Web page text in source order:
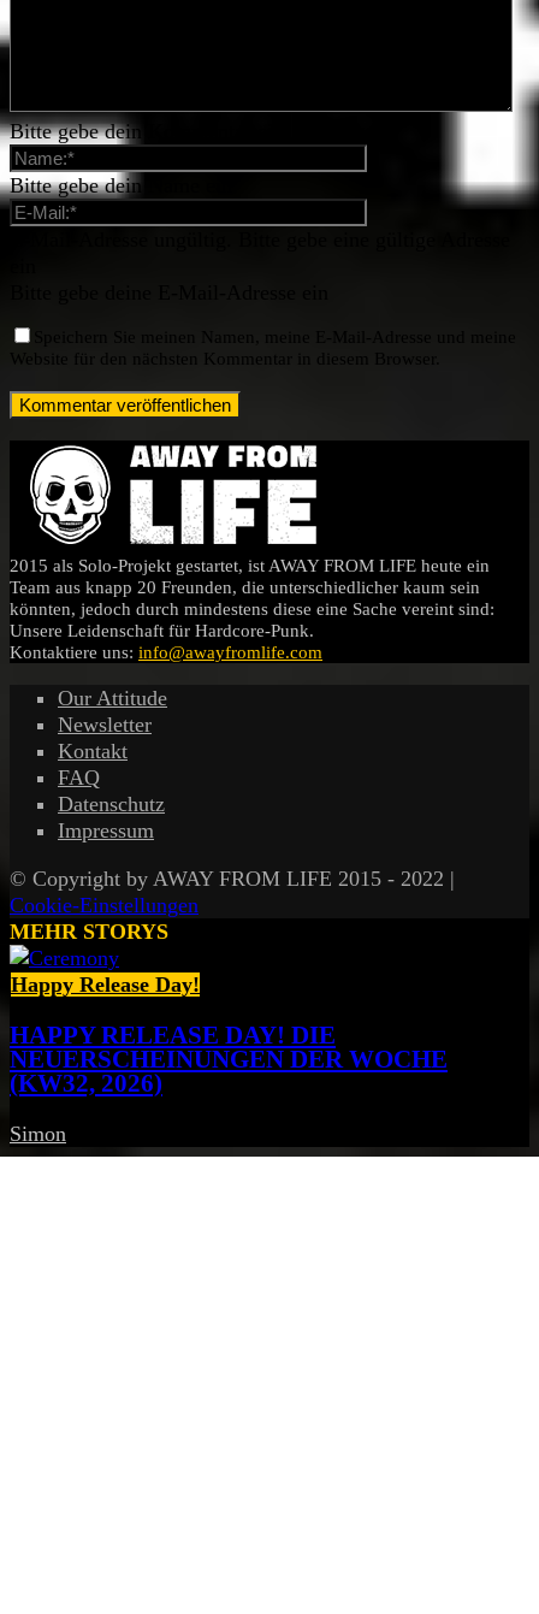
Bitte gebe dein Kommentar ein
Bitte gebe dein Name ein
Speichern Sie meinen Namen, meine E-Mail-Adresse und meine
Website für den nächsten Kommentar in diesem Browser.
2015 als Solo-Projekt gestartet, ist AWAY FROM LIFE heute ein
Team aus knapp 20 Freunden, die unterschiedlicher kaum sein
könnten, jedoch durch mindestens diese eine Sache vereint sind:
Unsere Leidenschaft für Hardcore-Punk.
Kontaktiere uns: info@awayfromlife.com
Our Attitude
Newsletter
Kontakt
FAQ
Datenschutz
Impressum
© Copyright by AWAY FROM LIFE 2015 - 2022 |
Cookie-Einstellungen
MEHR STORYS
Happy Release Day!
HAPPY RELEASE DAY! DIE
NEUERSCHEINUNGEN DER WOCHE
(KW32, 2026)
Simon